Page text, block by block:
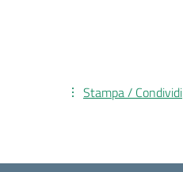
Stampa / Condividi